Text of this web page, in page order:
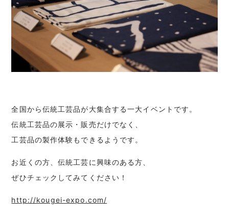
全国から伝統工芸品が大集合する一大イベントです。
伝統工芸品の展示・販売だけでなく、
工芸品の製作体験もできるようです。
お近くの方、伝統工芸に興味のある方、
ぜひチェックしてみてください！
http://kougei-expo.com/